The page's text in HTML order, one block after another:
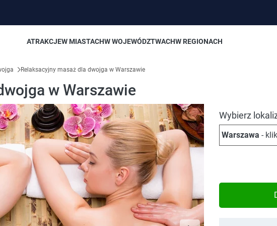
ATRAKCJEW MIASTACHW WOJEWÓDZTWACHW REGIONACH
Relaksacyjny masaż dla dwojga w Warszawie
w Warszawie
Wybierz
Warszawa -